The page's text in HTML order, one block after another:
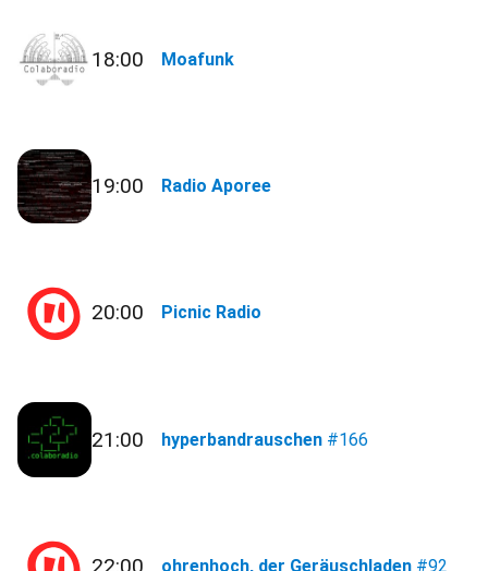
18:00 Moafunk
19:00 Radio Aporee
20:00 Picnic Radio
21:00 hyperbandrauschen #166
22:00 ohrenhoch, der Geräuschladen #92